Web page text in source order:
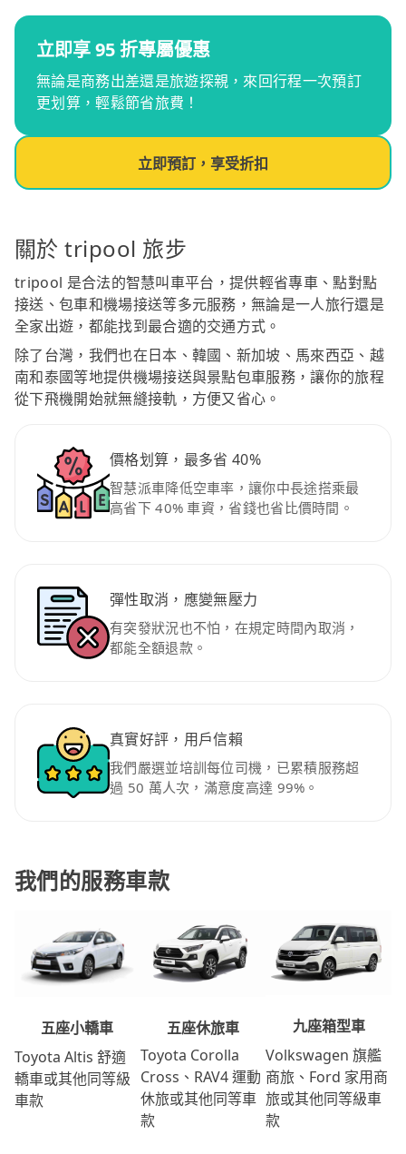
立即享 95 折專屬優惠
無論是商務出差還是旅遊探親，來回行程一次預訂
更划算，輕鬆節省旅費！
立即預訂，享受折扣
關於 tripool 旅步
tripool 是合法的智慧叫車平台，提供輕省專車、點對點
接送、包車和機場接送等多元服務，無論是一人旅行還是
全家出遊，都能找到最合適的交通方式。
除了台灣，我們也在日本、韓國、新加坡、馬來西亞、越
南和泰國等地提供機場接送與景點包車服務，讓你的旅程
從下飛機開始就無縫接軌，方便又省心。
價格划算，最多省 40%
智慧派車降低空車率，讓你中長途搭乘最
高省下 40% 車資，省錢也省比價時間。
彈性取消，應變無壓力
有突發狀況也不怕，在規定時間內取消，
都能全額退款。
真實好評，用戶信賴
我們嚴選並培訓每位司機，已累積服務超
過 50 萬人次，滿意度高達 99%。
我們的服務車款
五座小轎車
Toyota Altis 舒適
轎車或其他同等級
車款
五座休旅車
Toyota Corolla
Cross、RAV4 運動
休旅或其他同等車
款
九座箱型車
Volkswagen 旗艦
商旅、Ford 家用商
旅或其他同等級車
款